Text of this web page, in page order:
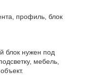
профиль, блок
блок нужен под
мебель,